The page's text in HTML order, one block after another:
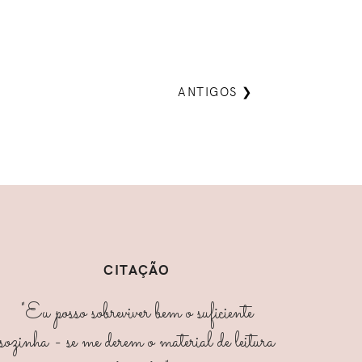
ANTIGOS ❯
CITAÇÃO
"Eu posso sobreviver bem o suficiente
sozinha - se me derem o material de leitura